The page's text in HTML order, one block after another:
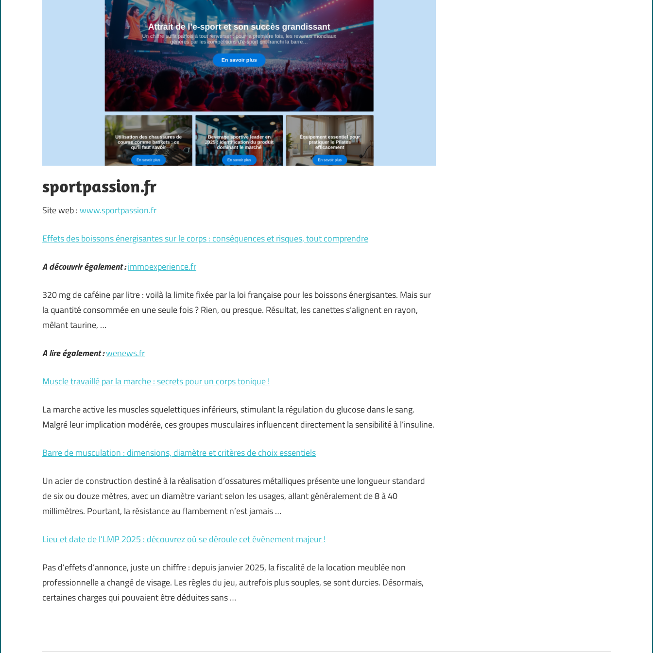
sportpassion.fr
Site web :www.sportpassion.fr
Effets des boissons énergisantes sur le corps : conséquences et risques, tout comprendre
A découvrir également :immoexperience.fr
320 mg de caféine par litre : voilà la limite fixée par la loi française pour les boissons énergisantes. Mais sur
la quantité consommée en une seule fois ? Rien, ou presque. Résultat, les canettes s’alignent en rayon,
mêlant taurine, …
A lire également :wenews.fr
Muscle travaillé par la marche : secrets pour un corps tonique !
La marche active les muscles squelettiques inférieurs, stimulant la régulation du glucose dans le sang.
Malgré leur implication modérée, ces groupes musculaires influencent directement la sensibilité à l’insuline.
Barre de musculation : dimensions, diamètre et critères de choix essentiels
Un acier de construction destiné à la réalisation d’ossatures métalliques présente une longueur standard
de six ou douze mètres, avec un diamètre variant selon les usages, allant généralement de 8 à 40
millimètres. Pourtant, la résistance au flambement n’est jamais …
Lieu et date de l’LMP 2025 : découvrez où se déroule cet événement majeur !
Pas d’effets d’annonce, juste un chiffre : depuis janvier 2025, la fiscalité de la location meublée non
professionnelle a changé de visage. Les règles du jeu, autrefois plus souples, se sont durcies. Désormais,
certaines charges qui pouvaient être déduites sans …